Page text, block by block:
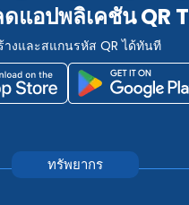
แอปพลิเคชัน QR
างและสแกนรหัส QR ได้ทันที
ทรัพยากร